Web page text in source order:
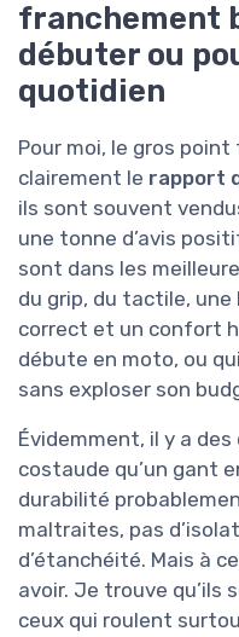
franchement
débuter ou
quotidien
Pour moi, le gros point
clairement le rapport
ils sont souvent
une tonne d’avis
sont dans les
du grip, du tactile,
correct et un confort
débute en moto, ou
sans exploser son
Évidemment, il y a
costaude qu’un gant
durabilité
maltraites, pas
d’étanchéité. Mais à
avoir. Je trouve qu’ils
ceux qui roulent